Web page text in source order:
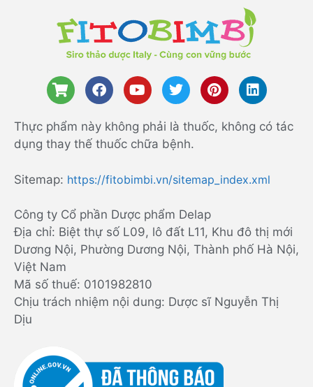
Thực phẩm này không phải là thuốc, không có tác
dụng thay thế thuốc chữa bệnh.
Sitemap: https://fitobimbi.vn/sitemap_index.xml
Công ty Cổ phần Dược phẩm Delap
Địa chỉ: Biệt thự số L09, lô đất L11, Khu đô thị mới
Dương Nội, Phường Dương Nội, Thành phố Hà Nội,
Việt Nam
Mã số thuế: 0101982810
Chịu trách nhiệm nội dung: Dược sĩ Nguyễn Thị
Dịu